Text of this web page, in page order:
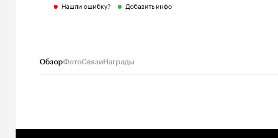
Нашли ошибку? Добавить инфо
ОбзорФотоСвязиНаграды